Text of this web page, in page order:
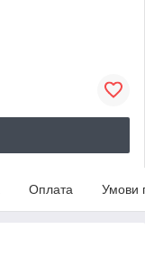
Оплата Умови